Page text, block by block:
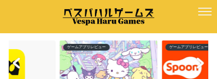
ゲームアプリレビュー ゲームアプリレビュー